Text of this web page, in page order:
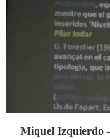
Miquel Izquierdo